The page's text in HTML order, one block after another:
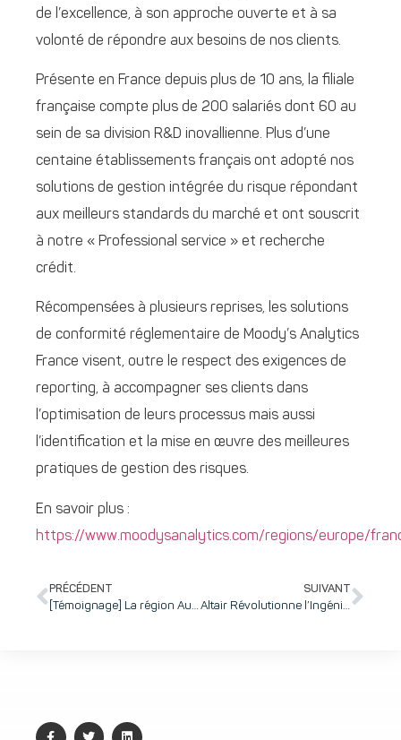
de l’excellence, à son approche ouverte et à sa
volonté de répondre aux besoins de nos clients.
Présente en France depuis plus de 10 ans, la filiale
française compte plus de 200 salariés dont 60 au
sein de sa division R&D inovallienne. Plus d’une
centaine établissements français ont adopté nos
solutions de gestion intégrée du risque répondant
aux meilleurs standards du marché et ont souscrit
à notre « Professional service » et recherche
crédit.
Récompensées à plusieurs reprises, les solutions
de conformité réglementaire de Moody’s Analytics
France visent, outre le respect des exigences de
reporting, à accompagner ses clients dans
l’optimisation de leurs processus mais aussi
l’identification et la mise en œuvre des meilleures
pratiques de gestion des risques.
En savoir plus :
https://www.moodysanalytics.com/regions/europe/
PRÉCÉDENT
[Témoignage] La région Auvergne-Rhône-Alpes : faciliter le parcours de vie des personnes en situation de handicap
SUIVANT
Altair Révolutionne l’Ingénierie avec le Lancement d’Altair® HyperWorks® 2023 et son IA générative